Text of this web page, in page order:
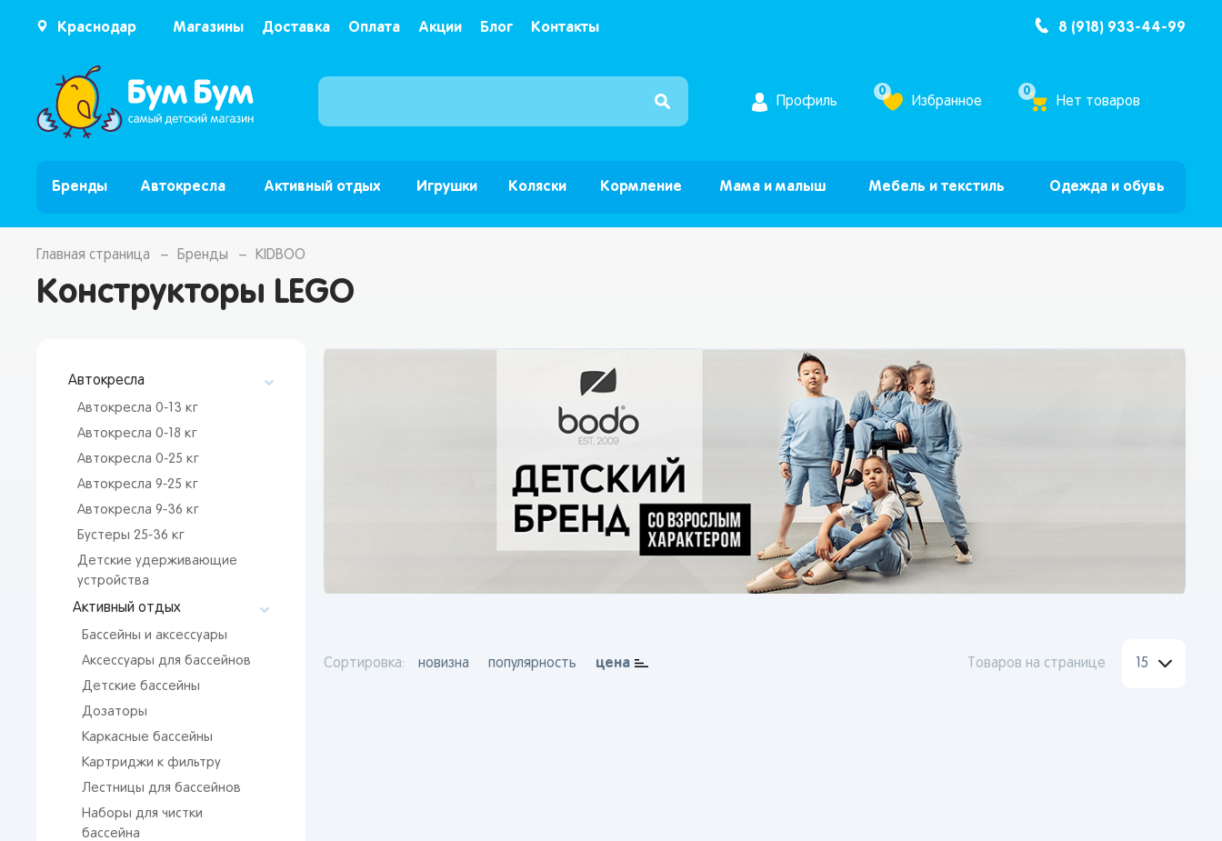
Краснодар Магазины Доставка Оплата Акции Блог Контакты 8 (918) 933-44-99
Интернет магазин детских товаров и игрушек ”Бум Бум”
Профиль
0
Избранное
0
Нет товаров
Бренды Автокресла Активный отдых Игрушки Коляски Кормление Мама и малыш Мебель и текстиль Одежда и обувь
Главная страница Бренды KIDBOO
Конструкторы LEGO
Автокресла
Автокресла 0-13 кг
Автокресла 0-18 кг
Автокресла 0-25 кг
Автокресла 9-25 кг
Автокресла 9-36 кг
Бустеры 25-36 кг
Детские удерживающие
устройства
Активный отдых
Бассейны и аксессуары
Аксессуары для бассейнов
Детские бассейны
Дозаторы
Каркасные бассейны
Картриджи к фильтру
Лестницы для бассейнов
Наборы для чистки
бассейна
Сортировка: новизна популярность цена Товаров на странице 15